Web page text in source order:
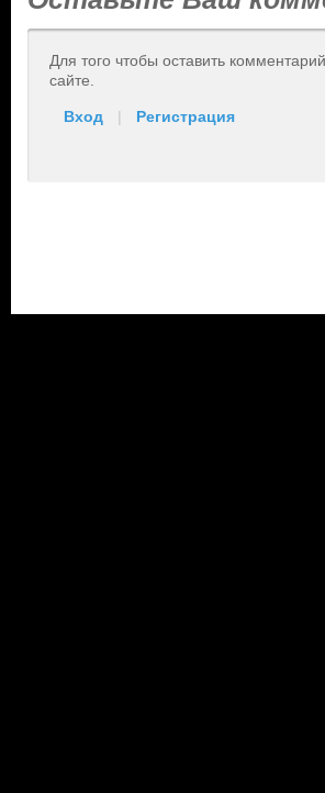
Для того чтобы оставить
сайте.
Вход | Регистрация